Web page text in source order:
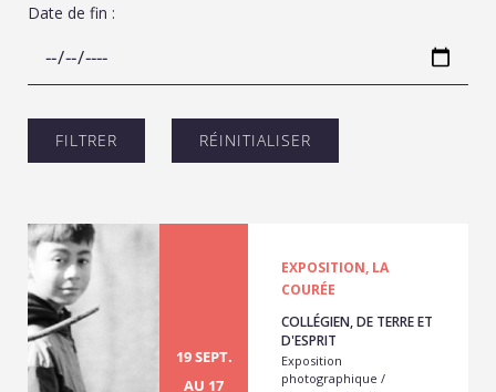
Date de fin :
19 SEPT.
AU 17
EXPOSITION, LA
COURÉE
COLLÉGIEN, DE TERRE ET
D'ESPRIT
Exposition
photographique /